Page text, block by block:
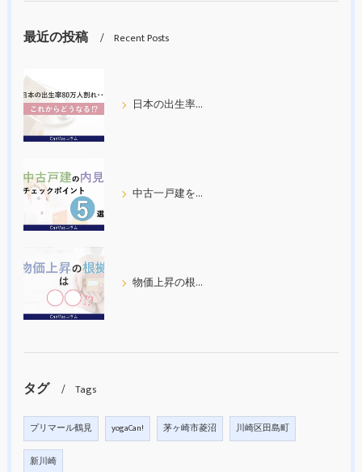
最近の投稿 Recent Posts
日本の出生率80万人割れ
中古一戸建を内見する際の５つのチェックポイント
物価上昇の根拠について考えてみた
タグ Tags
プリマール鶴見 yogaCan! 茅ヶ崎市菱沼 川崎区田島町
新川崎